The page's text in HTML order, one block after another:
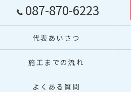
087-870-6223
代表あいさつ
施工までの流れ
よくある質問